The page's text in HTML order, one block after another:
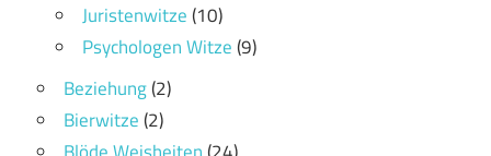
Juristenwitze(10)
Psychologen Witze(9)
Beziehung(2)
Bierwitze(2)